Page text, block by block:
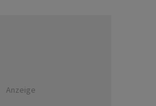
Anzeige